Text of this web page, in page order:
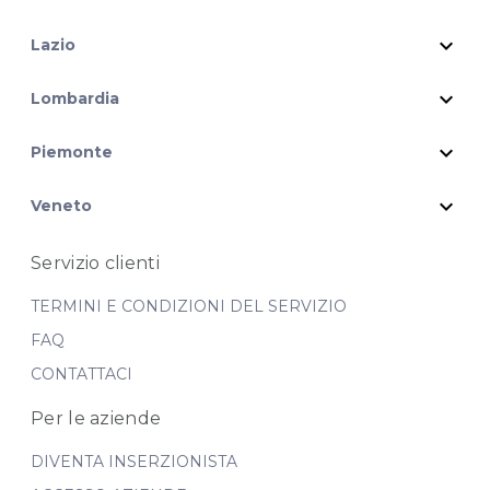
Lazio expand_more
Lombardia expand_more
Piemonte expand_more
Veneto expand_more
Servizio clienti
TERMINI E CONDIZIONI DEL SERVIZIO
FAQ
CONTATTACI
Per le aziende
DIVENTA INSERZIONISTA